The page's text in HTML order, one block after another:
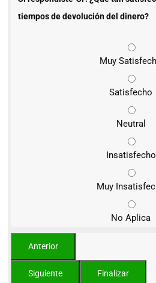
tiempos de devolución del dinero?
Muy
Satisfecho
Neutral
Insatisfecho
Muy
No Aplica